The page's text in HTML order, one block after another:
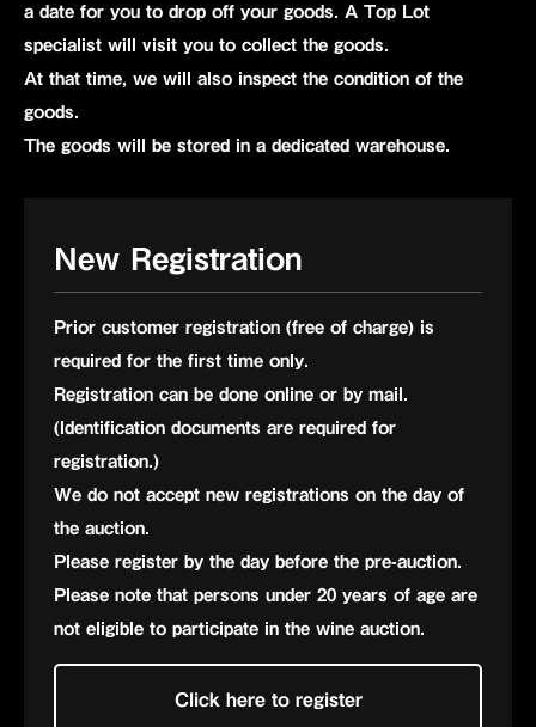
a date for you to drop off your goods. A Top Lot
specialist will visit you to collect the goods.
At that time, we will also inspect the condition of the
goods.
The goods will be stored in a dedicated warehouse.
New Registration
Prior customer registration (free of charge) is
required for the first time only.
Registration can be done online or by mail.
(Identification documents are required for
registration.)
We do not accept new registrations on the day of
the auction.
Please register by the day before the pre-auction.
Please note that persons under 20 years of age are
not eligible to participate in the wine auction.
Click here to register